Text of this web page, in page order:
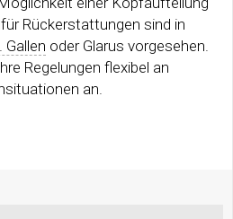
Rückerstattungen sind in
Gallen oder Glarus vorgesehen.
Regelungen flexibel an
an.